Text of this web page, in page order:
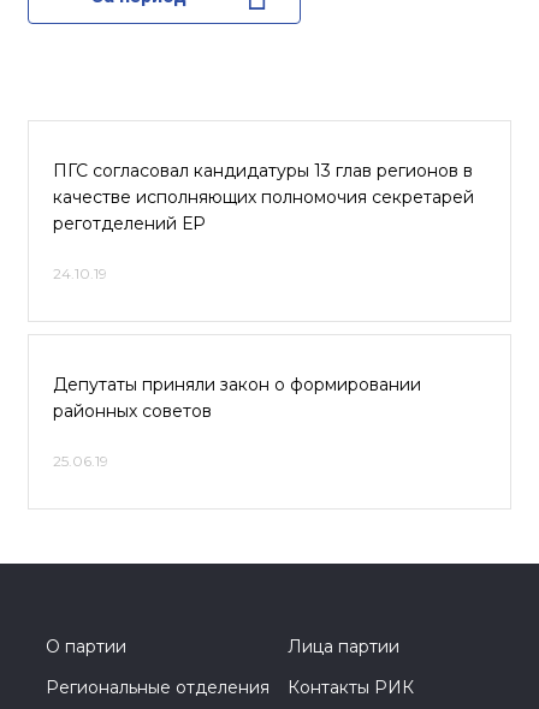
ПГС согласовал кандидатуры 13 глав регионов в
качестве исполняющих полномочия секретарей
реготделений ЕР
24.10.19
Депутаты приняли закон о формировании
районных советов
25.06.19
О партии
Лица партии
Региональные отделения
Контакты РИК